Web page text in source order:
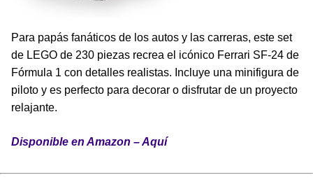
Para papás fanáticos de los autos y las carreras, este set
de LEGO de 230 piezas recrea el icónico Ferrari SF-24 de
Fórmula 1 con detalles realistas. Incluye una minifigura de
piloto y es perfecto para decorar o disfrutar de un proyecto
relajante.
Disponible en Amazon – Aquí